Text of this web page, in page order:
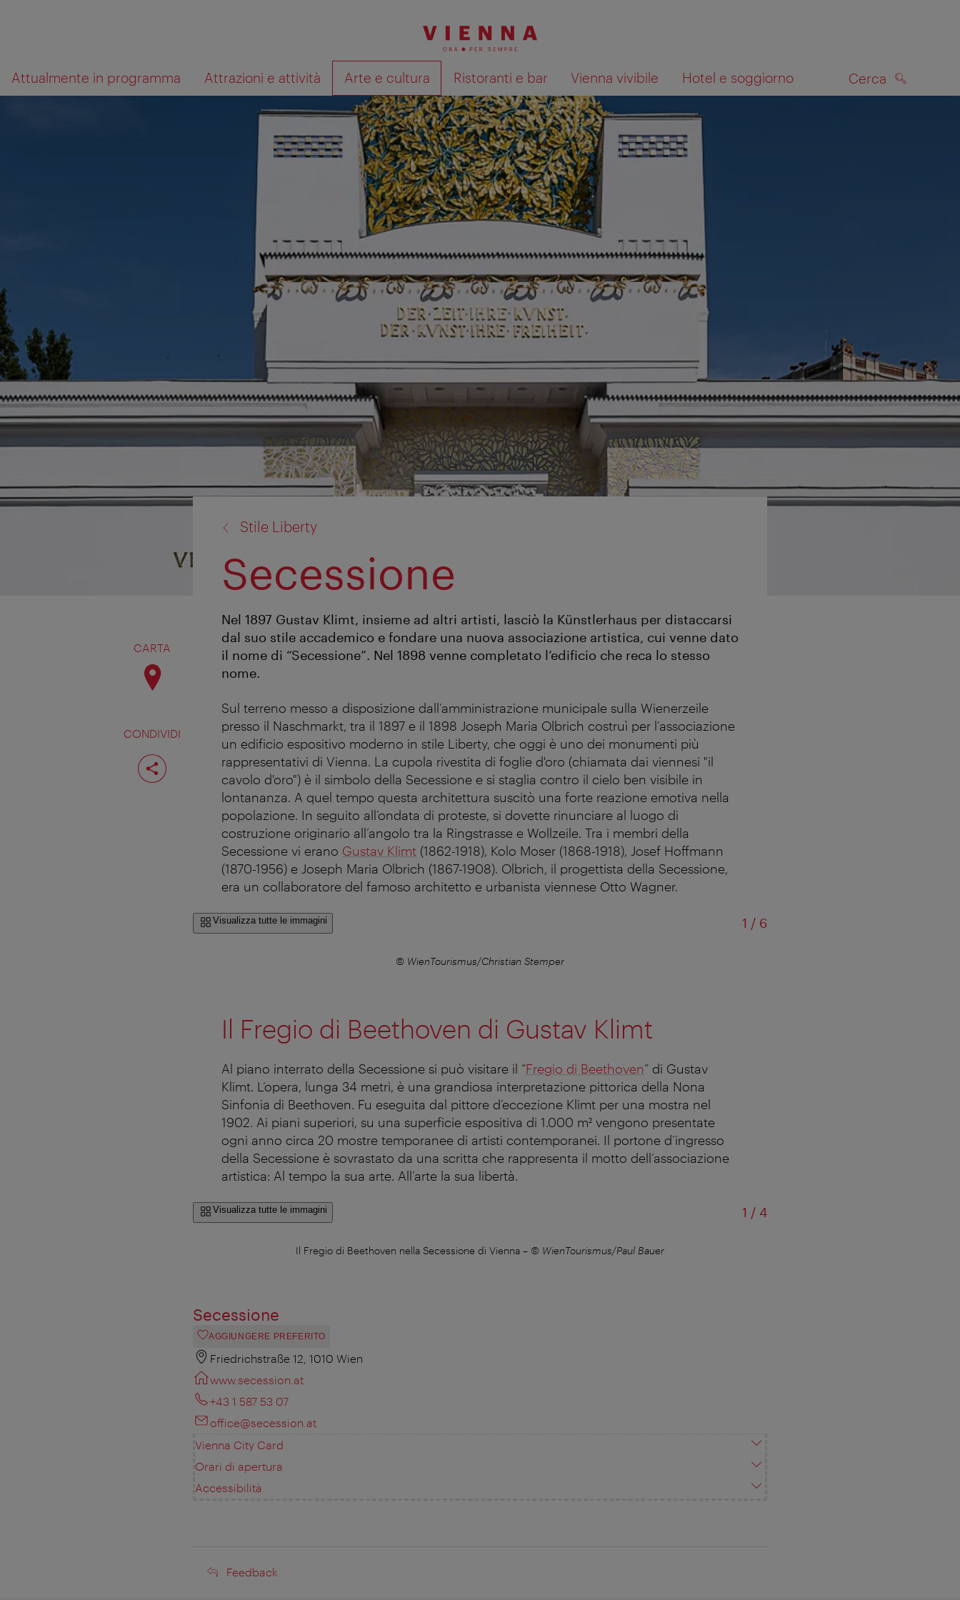
navigazione
contenuto
Attualmente in programma Attrazioni e attività Arte e cultura Ristoranti e bar Vienna vivibile Hotel e soggiorno Cerca
Cosa
cerchi?
Mostra i risultati della ricerca sulla mappa
CARTA
CONDIVIDI
Condividi
pagina
Stile Liberty
Secessione
Nel 1897 Gustav Klimt, insieme ad altri artisti, lasciò la Künstlerhaus per distaccarsi
dal suo stile accademico e fondare una nuova associazione artistica, cui venne dato
il nome di “Secessione”. Nel 1898 venne completato l’edificio che reca lo stesso
nome.
Sul terreno messo a disposizione dall’amministrazione municipale sulla Wienerzeile
presso il Naschmarkt, tra il 1897 e il 1898 Joseph Maria Olbrich costruì per l’associazione
un edificio espositivo moderno in stile Liberty, che oggi è uno dei monumenti più
rappresentativi di Vienna. La cupola rivestita di foglie d'oro (chiamata dai viennesi "il
cavolo d'oro") è il simbolo della Secessione e si staglia contro il cielo ben visibile in
lontananza. A quel tempo questa architettura suscitò una forte reazione emotiva nella
popolazione. In seguito all’ondata di proteste, si dovette rinunciare al luogo di
costruzione originario all’angolo tra la Ringstrasse e Wollzeile. Tra i membri della
Secessione vi erano Gustav Klimt (1862-1918), Kolo Moser (1868-1918), Josef Hoffmann
(1870-1956) e Joseph Maria Olbrich (1867-1908). Olbrich, il progettista della Secessione,
era un collaboratore del famoso architetto e urbanista viennese Otto Wagner.
Visualizza tutte le immagini 1 /di
6
© WienTourismus/Christian Stemper
Il Fregio di Beethoven di Gustav Klimt
Al piano interrato della Secessione si può visitare il “Fregio di Beethoven” di Gustav
Klimt. L’opera, lunga 34 metri, è una grandiosa interpretazione pittorica della Nona
Sinfonia di Beethoven. Fu eseguita dal pittore d’eccezione Klimt per una mostra nel
1902. Ai piani superiori, su una superficie espositiva di 1.000 m² vengono presentate
ogni anno circa 20 mostre temporanee di artisti contemporanei. Il portone d’ingresso
della Secessione è sovrastato da una scritta che rappresenta il motto dell’associazione
artistica: Al tempo la sua arte. All’arte la sua libertà.
Visualizza tutte le immagini 1 /di
4
Il Fregio di Beethoven nella Secessione di Vienna – © WienTourismus/Paul Bauer
Secessione
AGGIUNGERE PREFERITO
Friedrichstraße 12, 1010 Wien
www.secession.at
+43 1 587 53 07
office@secession.at
Vienna City Card
Orari di apertura
Accessibilità
Feedback
Feedback